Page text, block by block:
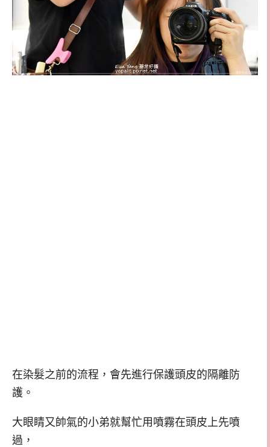
在染髮之前的流程，會先進行保護頭皮的隔離防
護。
大眼睛又帥氣的小弟就幫忙用噴霧在頭皮上先噴
過，